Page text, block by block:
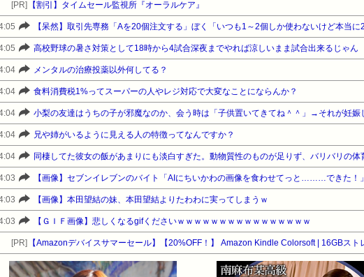
[PR] 【割引】タイムセール監視所『オーラルケア』
高校野球の暑さ対策として18時から4試合深夜までやれば涼しいまま試合出来るじゃん
メンタルの治療投薬以外何してる？
食料消費税1%ってスーパーの人やレジ対応で大変なことにならんか？
兄や姉がいるように見える人の特徴ってなんですか？
【画像】セブンイレブンのバイト「AIにちいかわの画像を食わせてっと………できた！」
【画像】本田望結の妹、本田望結よりたわわに実ってしまうｗ
【ＧＩＦ画像】悲しくなるgifくださいｗｗｗｗｗｗｗｗｗｗｗｗｗｗｗｗ
[PR]